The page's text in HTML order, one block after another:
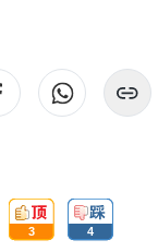
頂:
3
踩:
4